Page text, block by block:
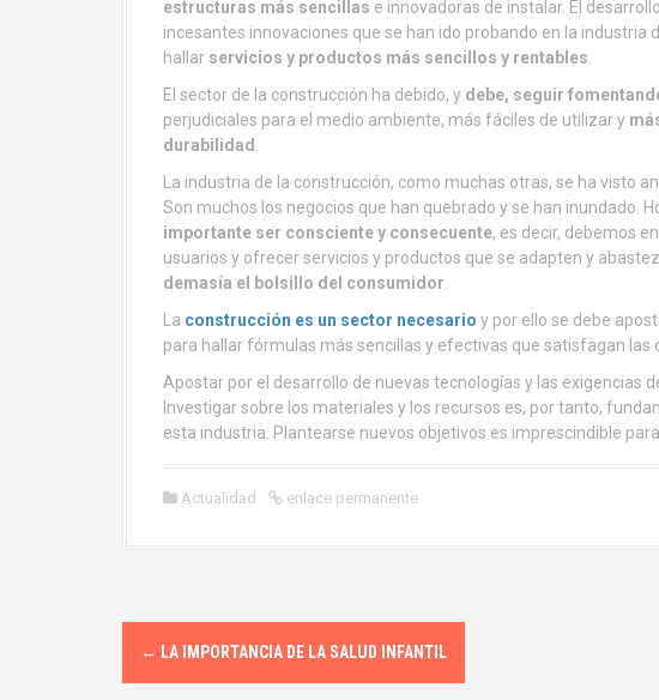
estructuras más sencillas e innovadoras de instalar. El
incesantes innovaciones que se han ido probando en la industria
hallar servicios y productos más sencillos y rentables
El sector de la construcción ha debido, y debe, seguir
perjudiciales para el medio ambiente, más fáciles de utilizar y
durabilidad
La industria de la construcción, como muchas otras, se ha visto
Son muchos los negocios que han quebrado y se han inundado.
importante ser consciente y consecuente, es decir, debemos
usuarios y ofrecer servicios y productos que se adapten y
demasía el bolsillo del consumidor
La construcción es un sector necesario y por ello se debe
para hallar fórmulas más sencillas y efectivas que satisfagan las
Apostar por el desarrollo de nuevas tecnologías y las exigencias
Investigar sobre los materiales y los recursos es, por tanto,
esta industria. Plantearse nuevos objetivos es imprescindible
Actualidad enlace permanente
N← LA IMPORTANCIA DE LA SALUD INFANTIL